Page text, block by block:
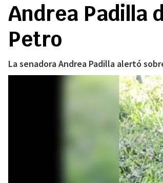
Andrea Padilla
Petro
La senadora Andrea Padilla alertó